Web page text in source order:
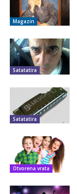
Magazin
Satatatira
Satatatira
Otvorena vrata